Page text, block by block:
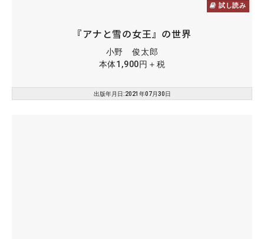
試し読み
『アナと雪の女王』の世界
小野 俊太郎
本体1,900円＋税
出版年月日:2021年07月30日